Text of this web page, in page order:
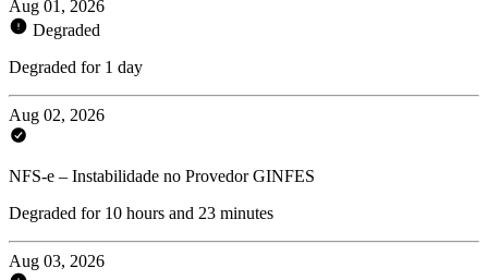
Aug 01, 2026
Degraded
Degraded for 1 day
Aug 02, 2026
NFS-e – Instabilidade no Provedor GINFES
Degraded for 10 hours and 23 minutes
Aug 03, 2026